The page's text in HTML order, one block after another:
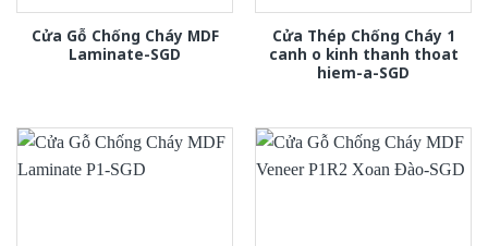
Cửa Gỗ Chống Cháy MDF
Laminate-SGD
Cửa Thép Chống Cháy 1
canh o kinh thanh thoat
hiem-a-SGD